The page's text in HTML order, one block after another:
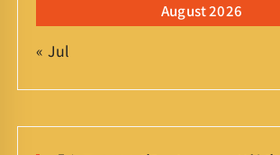
August 2026
« Jul